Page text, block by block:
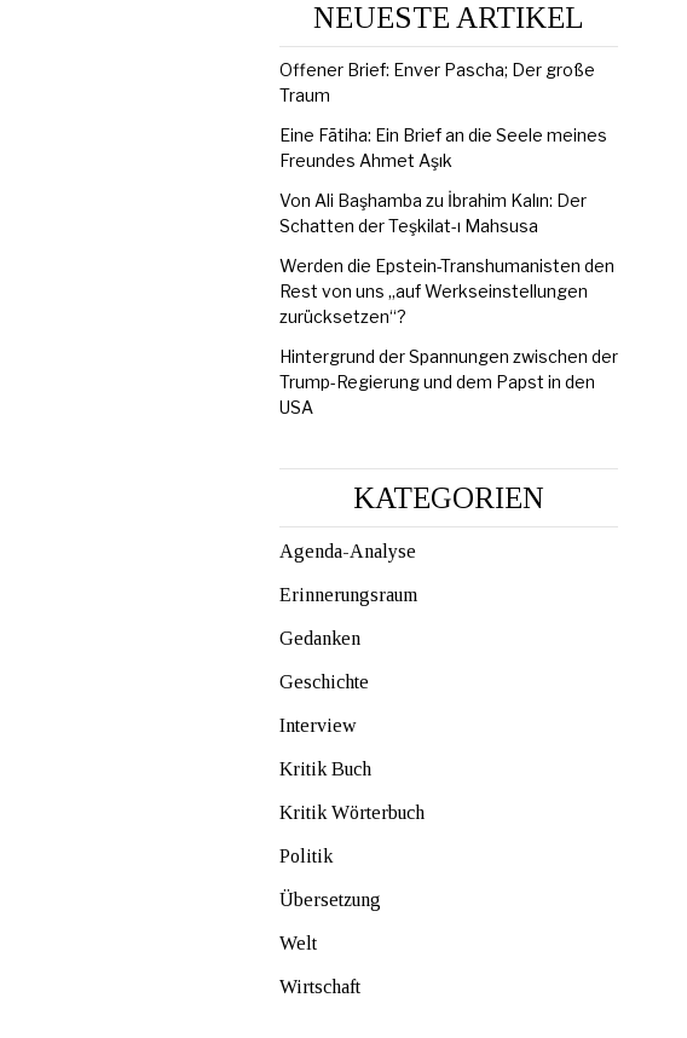
NEUESTE ARTIKEL
Offener Brief: Enver Pascha; Der große
Traum
Eine Fātiha: Ein Brief an die Seele meines
Freundes Ahmet Aşık
Von Ali Başhamba zu İbrahim Kalın: Der
Schatten der Teşkilat-ı Mahsusa
Werden die Epstein-Transhumanisten den
Rest von uns „auf Werkseinstellungen
zurücksetzen“?
Hintergrund der Spannungen zwischen der
Trump-Regierung und dem Papst in den
USA
KATEGORIEN
Agenda-Analyse
Erinnerungsraum
Gedanken
Geschichte
Interview
Kritik Buch
Kritik Wörterbuch
Politik
Übersetzung
Welt
Wirtschaft